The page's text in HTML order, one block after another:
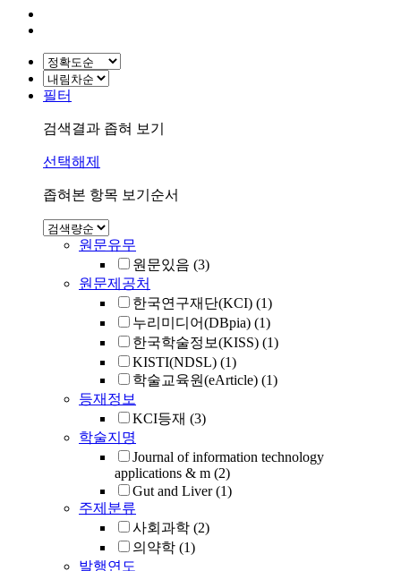
필터
검색결과 좁혀 보기
선택해제
좁혀본 항목 보기순서
원문유무
원문있음 (3)
원문제공처
한국연구재단(KCI) (1)
누리미디어(DBpia) (1)
한국학술정보(KISS) (1)
KISTI(NDSL) (1)
학술교육원(eArticle) (1)
등재정보
KCI등재 (3)
학술지명
Journal of information technology
applications & m (2)
Gut and Liver (1)
주제분류
사회과학 (2)
의약학 (1)
발행연도